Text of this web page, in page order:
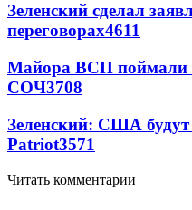
Зеленский сделал
переговорах4611
Майора ВСП поймали
СОЧ3708
Зеленский: США будут
Patriot3571
Читать комментарии